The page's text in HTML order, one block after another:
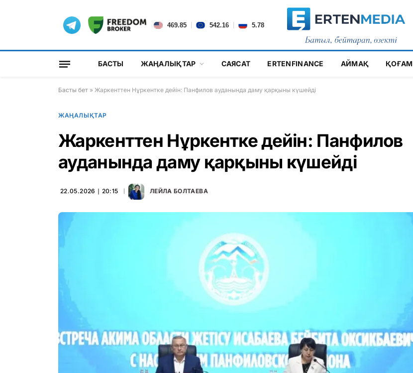
469.85 542.16 5.78
БАСТЫ ЖАҢАЛЫҚТАР САЯСАТ ERTENFINANCE АЙМАҚ ҚОҒАМ
Басты бет » Жаркенттен Нұркентке дейін: Панфилов ауданында даму қарқыны күшейді
ЖАҢАЛЫҚТАР
Жаркенттен Нұркентке дейін: Панфилов
ауданында даму қарқыны күшейді
22.05.2026 ∣ 20:15 ЛЕЙЛА БОЛТАЕВА